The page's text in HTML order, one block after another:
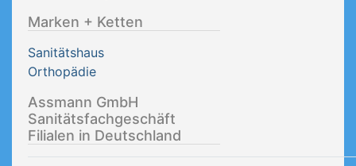
Marken + Ketten
Sanitätshaus
Orthopädie
Assmann GmbH
Sanitätsfachgeschäft
Filialen in Deutschland